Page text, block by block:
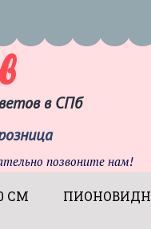
в СПб
позвоните нам!
СМ